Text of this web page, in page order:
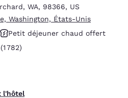
, WA, 98366, US
Washington, États-Unis
Petit déjeuner chaud offert
commentaires
(1 782)
l'hôtel